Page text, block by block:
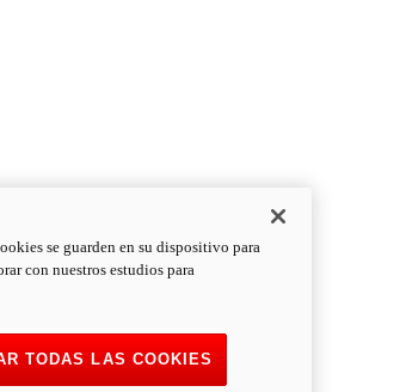
se guarden en su dispositivo para
con nuestros estudios para
TODAS LAS COOKIES